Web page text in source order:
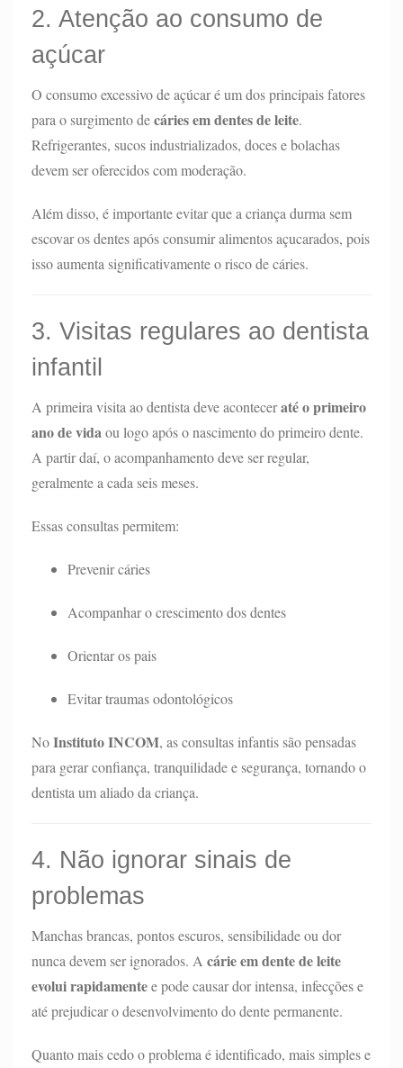
2. Atenção ao consumo de
açúcar
O consumo excessivo de açúcar é um dos principais fatores
para o surgimento decáries em dentes de leite.
Refrigerantes, sucos industrializados, doces e bolachas
devem ser oferecidos com moderação.
Além disso, é importante evitar que a criança durma sem
escovar os dentes após consumir alimentos açucarados, pois
isso aumenta significativamente o risco de cáries.
3. Visitas regulares ao dentista
infantil
A primeira visita ao dentista deve aconteceraté o primeiro
ano de vidaou logo após o nascimento do primeiro dente.
A partir daí, o acompanhamento deve ser regular,
geralmente a cada seis meses.
Essas consultas permitem:
Prevenir cáries
Acompanhar o crescimento dos dentes
Orientar os pais
Evitar traumas odontológicos
NoInstituto INCOM, as consultas infantis são pensadas
para gerar confiança, tranquilidade e segurança, tornando o
dentista um aliado da criança.
4. Não ignorar sinais de
problemas
Manchas brancas, pontos escuros, sensibilidade ou dor
nunca devem ser ignorados. A cárie em dente de leite
evolui rapidamentee pode causar dor intensa, infecções e
até prejudicar o desenvolvimento do dente permanente.
Quanto mais cedo o problema é identificado, mais simples e